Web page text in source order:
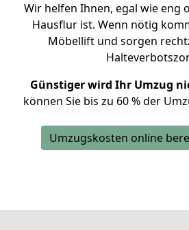
Wir helfen Ihnen, egal wie eng
Hausflur ist. Wenn nötig
Möbellift und sorgen
Günstiger wird Ihr Umzug
können Sie bis zu 60 % der
Umzugskosten online